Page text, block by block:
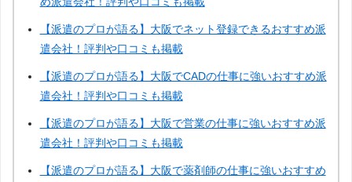
【派遣のプロが語る】大阪でネット登録できるおすすめ派
遣会社！評判や口コミも掲載
【派遣のプロが語る】大阪でCADの仕事に強いおすすめ派
遣会社！評判や口コミも掲載
【派遣のプロが語る】大阪で営業の仕事に強いおすすめ派
遣会社！評判や口コミも掲載
【派遣のプロが語る】大阪で薬剤師の仕事に強いおすすめ